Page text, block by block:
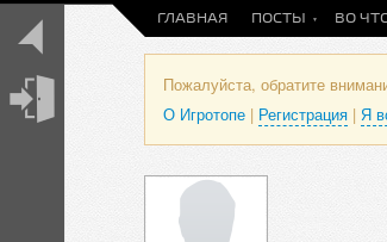
ГЛАВНАЯ ПОСТЫ ВО
Пожалуйста, обратите
О Игротопе | Регистрация | Я